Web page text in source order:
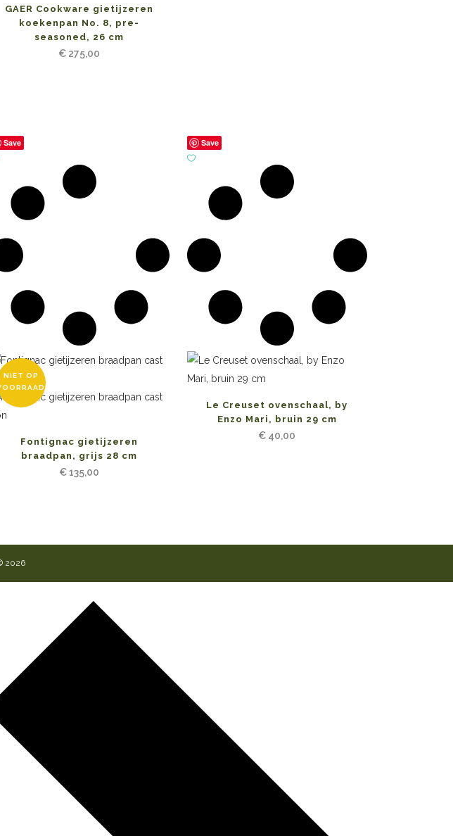
GAER Cookware gietijzeren
koekenpan No. 8, pre-
seasoned, 26 cm
€ 275,00
Save
NIET OP
Fontignac gietijzeren
braadpan, grijs 28 cm
€135,00
Save
Le Creuset ovenschaal, by
Enzo Mari, bruin 29 cm
€ 40,00
2026